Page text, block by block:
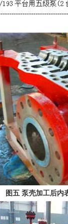
图五 泵壳加工后内